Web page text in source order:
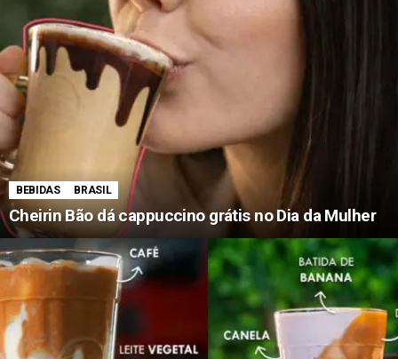
BEBIDAS BRASIL
Cheirin Bão dá cappuccino grátis no Dia da Mulher